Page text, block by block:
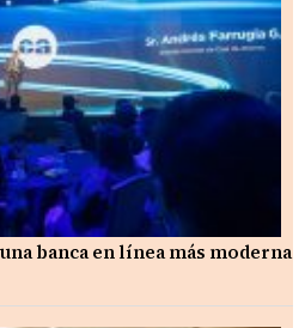
banca en línea más moderna